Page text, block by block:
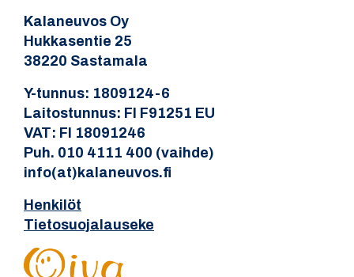
Kalaneuvos Oy
Hukkasentie 25
38220 Sastamala
Y-tunnus: 1809124-6
Laitostunnus: FI F91251 EU
VAT: FI 18091246
Puh. 010 4111 400 (vaihde)
info(at)kalaneuvos.fi
Henkilöt
Tietosuojalauseke